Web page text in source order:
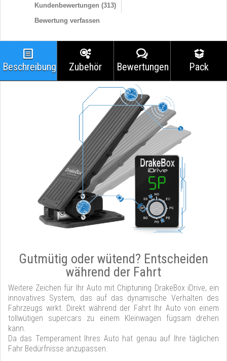
Kundenbewertungen (313)
Bewertung verfassen
Beschreibung Zubehör Bewertungen Pack
Gutmütig oder wütend? Entscheiden
während der Fahrt
Weitere Zeichen für Ihr Auto mit Chiptuning DrakeBox iDrive, ein
innovatives System, das auf das dynamische Verhalten des
Fahrzeugs wirkt. Direkt während der Fahrt Ihr Auto von einem
tollwütigen supercars zu einem Kleinwagen fügsam drehen
kann.
Da das Temperament Ihres Auto hat genau auf Ihre täglichen
Fahr Bedürfnisse anzupassen.